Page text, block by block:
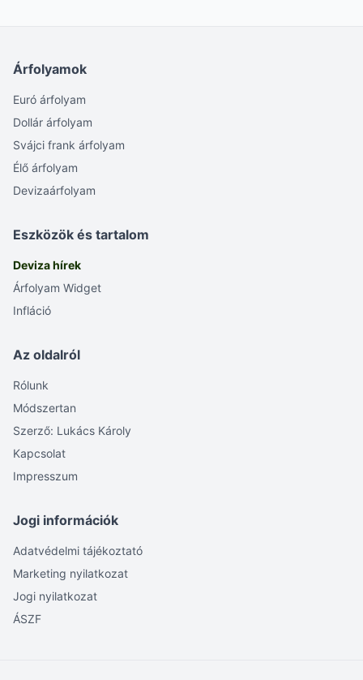
Árfolyamok
Euró árfolyam
Dollár árfolyam
Svájci frank árfolyam
Élő árfolyam
Devizaárfolyam
Eszközök és tartalom
Deviza hírek
Árfolyam Widget
Infláció
Az oldalról
Rólunk
Módszertan
Szerző: Lukács Károly
Kapcsolat
Impresszum
Jogi információk
Adatvédelmi tájékoztató
Marketing nyilatkozat
Jogi nyilatkozat
ÁSZF